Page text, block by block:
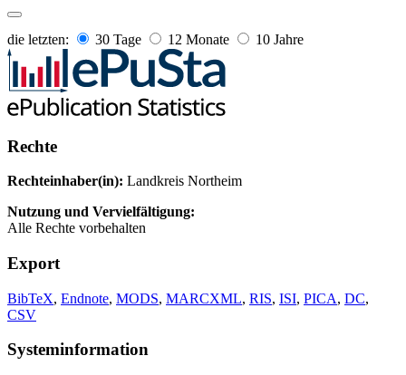
die letzten: 30 Tage 12 Monate 10 Jahre
Rechte
Rechteinhaber(in): Landkreis Northeim
Nutzung und Vervielfältigung:
Alle Rechte vorbehalten
Export
BibTeX, Endnote, MODS, MARCXML, RIS, ISI, PICA, DC,
CSV
Systeminformation